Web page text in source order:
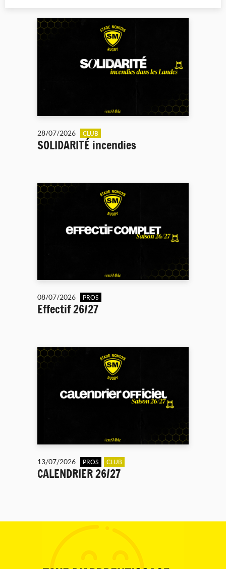
28/07/2026 CLUB
SOLIDARITÉ incendies
08/07/2026 PROS
Effectif 26/27
13/07/2026 PROS CLUB
CALENDRIER 26/27